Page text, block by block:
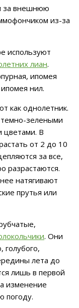
за внешнюю
из-за
используют
лиан.
ипомея
нил.
как однолетник.
зелеными
цветами. В
от 2 до 10
за все,
разрастаются.
натягивают
прутья или
. Они
голубого,
лета до
лишь в первой
изменение
погоду.